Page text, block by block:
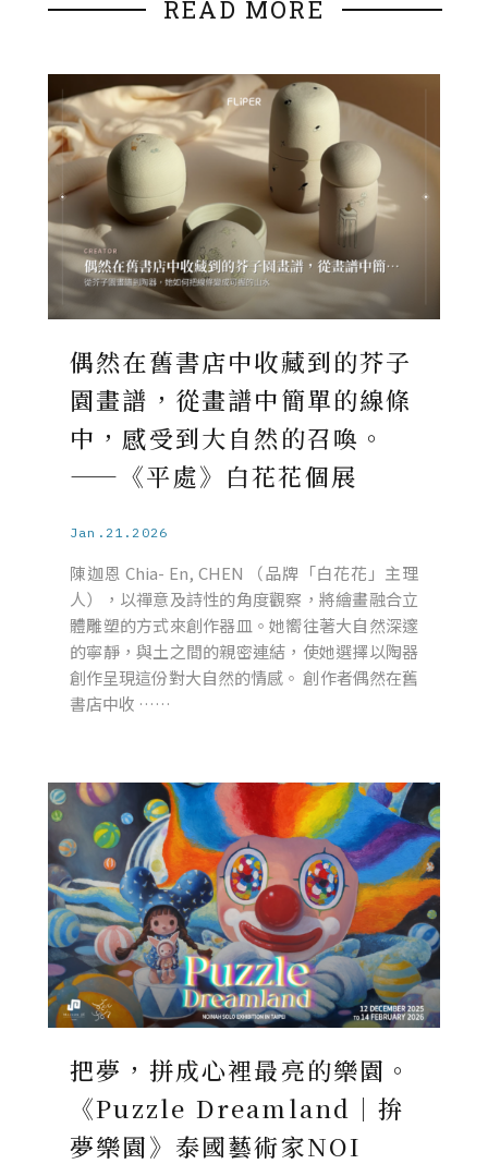
READ MORE
偶然在舊書店中收藏到的芥子
園畫譜，從畫譜中簡單的線條
中，感受到大自然的召喚。
——《平處》白花花個展
Jan.21.2026
陳迦恩 Chia- En, CHEN （品牌「白花花」主理
人），以禪意及詩性的角度觀察，將繪畫融合立
體雕塑的方式來創作器皿。她嚮往著大自然深邃
的寧靜，與土之間的親密連結，使她選擇以陶器
創作呈現這份對大自然的情感。 創作者偶然在舊
書店中收 ……
把夢，拼成心裡最亮的樂園。
《Puzzle Dreamland｜拚
夢樂園》泰國藝術家NOI